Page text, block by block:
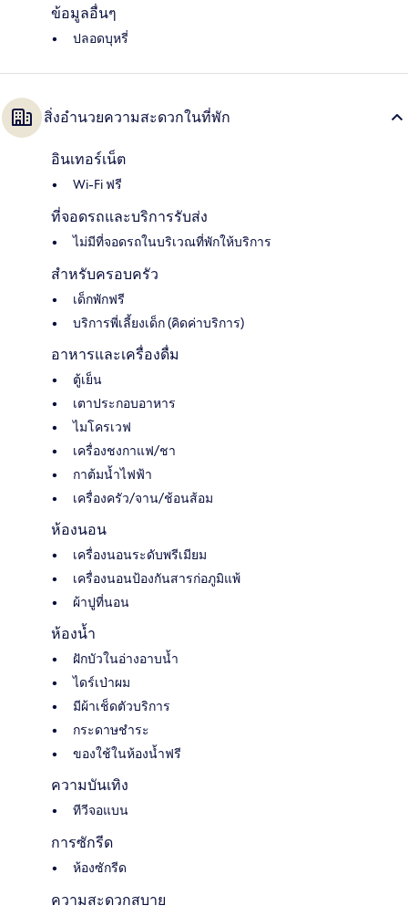
ข้อมูลอื่นๆ
ปลอดบุหรี่
สิ่งอำนวยความสะดวกในที่พัก
อินเทอร์เน็ต
Wi-Fi ฟรี
ที่จอดรถและบริการรับส่ง
ไม่มีที่จอดรถในบริเวณที่พักให้บริการ
สำหรับครอบครัว
เด็กพักฟรี
บริการพี่เลี้ยงเด็ก (คิดค่าบริการ)
อาหารและเครื่องดื่ม
ตู้เย็น
เตาประกอบอาหาร
ไมโครเวฟ
เครื่องชงกาแฟ/ชา
กาต้มน้ำไฟฟ้า
เครื่องครัว/จาน/ช้อนส้อม
ห้องนอน
เครื่องนอนระดับพรีเมียม
เครื่องนอนป้องกันสารก่อภูมิแพ้
ผ้าปูที่นอน
ห้องน้ำ
ฝักบัวในอ่างอาบน้ำ
ไดร์เป่าผม
มีผ้าเช็ดตัวบริการ
กระดาษชำระ
ของใช้ในห้องน้ำฟรี
ความบันเทิง
ทีวีจอแบน
การซักรีด
ห้องซักรีด
ความสะดวกสบาย